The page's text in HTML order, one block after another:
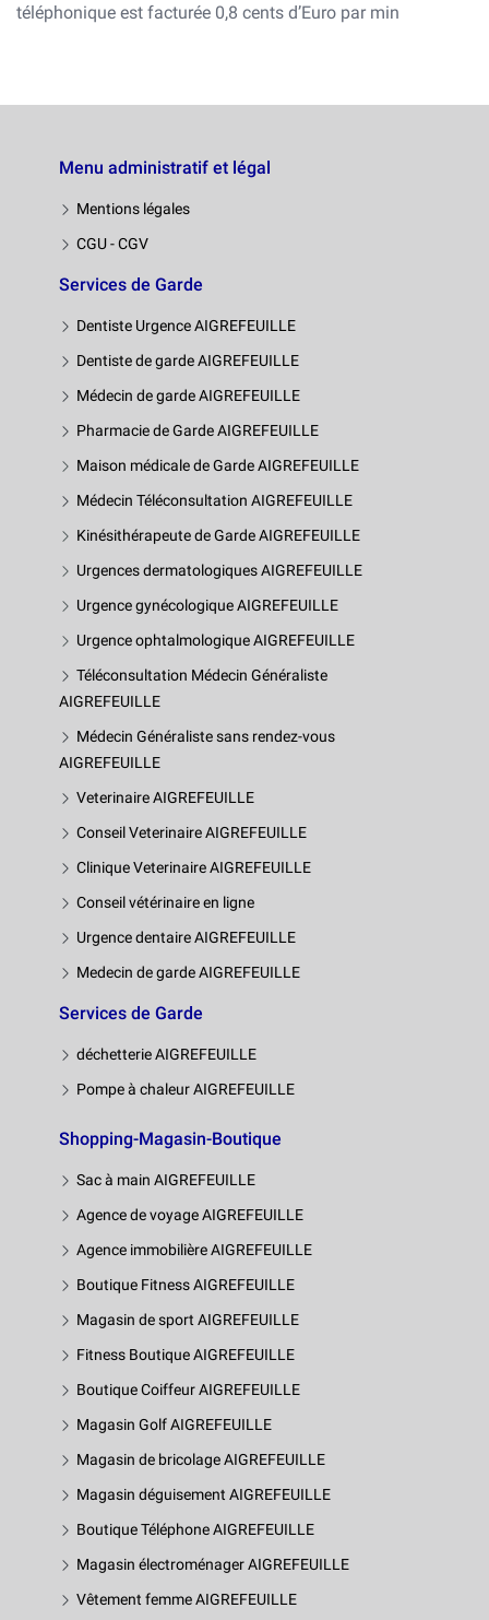
téléphonique est facturée 0,8 cents d’Euro par min
Menu administratif et légal
Mentions légales
CGU - CGV
Services de Garde
Dentiste Urgence AIGREFEUILLE
Dentiste de garde AIGREFEUILLE
Médecin de garde AIGREFEUILLE
Pharmacie de Garde AIGREFEUILLE
Maison médicale de Garde AIGREFEUILLE
Médecin Téléconsultation AIGREFEUILLE
Kinésithérapeute de Garde AIGREFEUILLE
Urgences dermatologiques AIGREFEUILLE
Urgence gynécologique AIGREFEUILLE
Urgence ophtalmologique AIGREFEUILLE
Téléconsultation Médecin Généraliste
AIGREFEUILLE
Médecin Généraliste sans rendez-vous
AIGREFEUILLE
Veterinaire AIGREFEUILLE
Conseil Veterinaire AIGREFEUILLE
Clinique Veterinaire AIGREFEUILLE
Conseil vétérinaire en ligne
Urgence dentaire AIGREFEUILLE
Medecin de garde AIGREFEUILLE
Services de Garde
déchetterie AIGREFEUILLE
Pompe à chaleur AIGREFEUILLE
Shopping-Magasin-Boutique
Sac à main AIGREFEUILLE
Agence de voyage AIGREFEUILLE
Agence immobilière AIGREFEUILLE
Boutique Fitness AIGREFEUILLE
Magasin de sport AIGREFEUILLE
Fitness Boutique AIGREFEUILLE
Boutique Coiffeur AIGREFEUILLE
Magasin Golf AIGREFEUILLE
Magasin de bricolage AIGREFEUILLE
Magasin déguisement AIGREFEUILLE
Boutique Téléphone AIGREFEUILLE
Magasin électroménager AIGREFEUILLE
Vêtement femme AIGREFEUILLE